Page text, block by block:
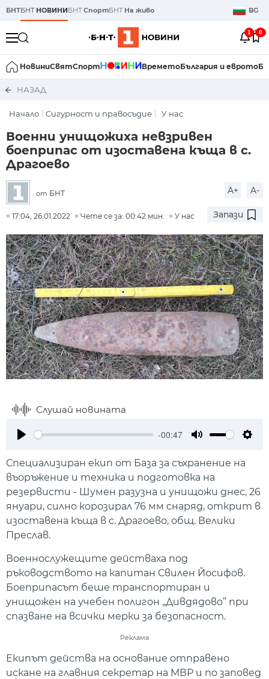
БНТБНТ НОВИНИБНТСпортБНТ На живо BG
1 0
НовиниСвятСпорт ВреметоБългария и еврото
НАЗАД
Начало Сигурност и правосъдие У нас
Военни унищожиха невзривен
боеприпас от изоставена къща в с.
Драгоево
от БНТ A+ A-
17:04, 26.01.2022 Чете се за: 00:42 мин. У нас Запази
Слушай новината
-00:47
Специализиран екип от База за съхранение на
въоръжение и техника и подготовка на
резервисти - Шумен разузна и унищожи днес, 26
януари, силно корозирал 76 мм снаряд, открит в
изоставена къща в с. Драгоево, общ. Велики
Преслав.
Военнослужещите действаха под
ръководството на капитан Свилен Йосифов.
Боеприпасът беше транспортиран и
унищожен на учебен полигон „Дивдядово” при
спазване на всички мерки за безопасност.
Реклама
Екипът действа на основание отправено
искане на главния секретар на МВР и по заповед